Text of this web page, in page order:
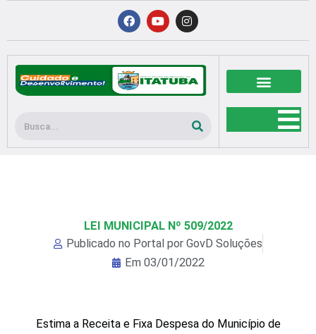
conteúdo
F
a
c
b
o
o
k
Y
o
u
u
b
e
I
n
s
a
g
r
a
Pesquisar
LEI MUNICIPAL Nº 509/2022
Publicado no Portal por GovD Soluções
Em 03/01/2022
Estima a Receita e Fixa Despesa do Município de